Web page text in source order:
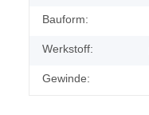
Bauform:
Werkstoff:
Gewinde: